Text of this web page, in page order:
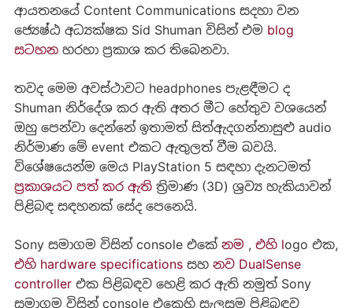
ආයතනයේ Content Communications සදහා වන
ජ්‍යෙෂ්ඨ අධ්‍යක්ෂක Sid Shuman විසින් එම blog
සටහනහරහා ප්‍රකාශ කර තිබෙනවා.
තවද මෙම අවස්ථාවට headphones පැළඳීමට ද
Shuman නිර්දේශ කර ඇති අතර මීට හේතුව වශයෙන්
ඔහු පෙන්වා දෙන්නේ ඉතාමත් සිත්ඇදගන්නාසුළු audio
නිර්මාණ මේ event එකට ඇතුලත් වීම බවයි.
විශේෂයෙන්ම මෙය PlayStation 5 සඳහා දැනටමත්
ප්‍රකාශයට පත් කර ඇතිත්‍රිමාණ (3D) ශ්‍රව්‍ය හැකියාවන්
පිළිබඳ සඳහනක් සේද පෙනෙයි.
Sony සමාගම විසින් console එකේනම , එහි logo එක,
එහි hardware specificationsසහ නව DualSense
controllerඑක පිළිබඳව හෙළි කර ඇති නමුත් Sony
සමාගම විසින් console එකෙහි සැලසුම පිළිබඳව